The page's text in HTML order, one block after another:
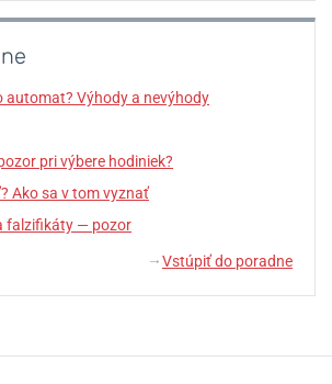
automat? Výhody a nevýhody
pri výbere hodiniek?
Ako sa v tom vyznať
falzifikáty — pozor
↓ Vstúpiť do poradne